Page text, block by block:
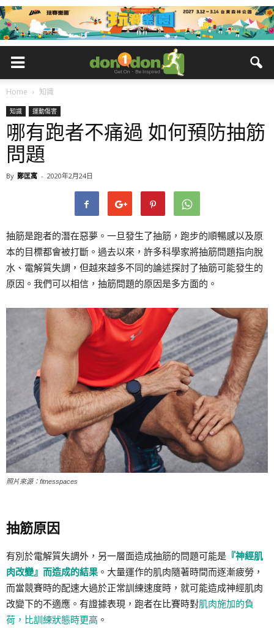
Home 知識
知識 運動傷害
哪有跑者不痛過 如何預防抽筋
問題
By 鄭匡寓 - 2020年2月24日
抽筋是跑者的潛在惡夢。一旦發生了抽筋，跑步的順暢感以及原
本的目標都會被打斷。過去以來，許多科學家將抽筋問題指向脫
水、電解質失調，但越來越多不同的論述探討了抽筋可能發生的
原因。我們可以相信，抽筋問題的原因是多方面的。
照片來源：fitnesspaces
抽筋原因
有別於電解質失調外，另一層面造成抽筋的問題可能是 『神經肌
肉改變』而造成的結果 。大量運作的肌肉隨著時間而逐漸疲勞，
而當競賽時的配速大過於正常訓練速度時，就可能造成神經肌肉
改變下的不適應。有證據表現，跑者在比賽時對肌肉施加的負
荷，比訓練狀態時更高 。